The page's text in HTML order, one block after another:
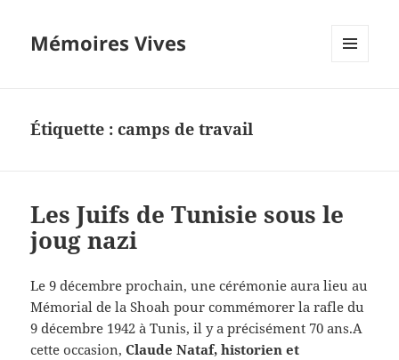
Mémoires Vives
Étiquette :camps de travail
Les Juifs de Tunisie sous le
joug nazi
Le 9 décembre prochain, une cérémonie aura lieu au
Mémorial de la Shoah pour commémorer la rafle du
9 décembre 1942 à Tunis, il y a précisément 70 ans.A
cette occasion,Claude Nataf, historien et